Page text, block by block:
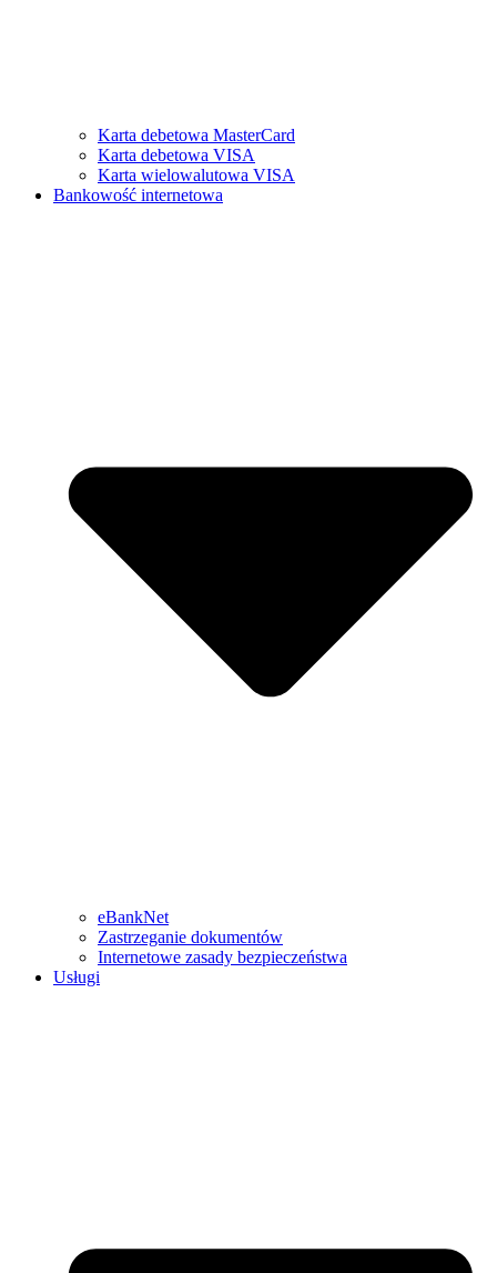
Karta debetowa MasterCard
Karta debetowa VISA
Karta wielowalutowa VISA
Bankowość internetowa
eBankNet
Zastrzeganie dokumentów
Internetowe zasady bezpieczeństwa
Usługi